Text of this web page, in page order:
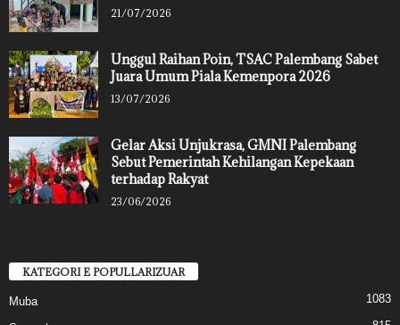
21/07/2026
Unggul Raihan Poin, TSAC Palembang Sabet
Juara Umum Piala Kemenpora 2026
13/07/2026
Gelar Aksi Unjukrasa, GMNI Palembang
Sebut Pemerintah Kehilangan Kepekaan
terhadap Rakyat
23/06/2026
KATEGORI E POPULLARIZUAR
Muba 1083